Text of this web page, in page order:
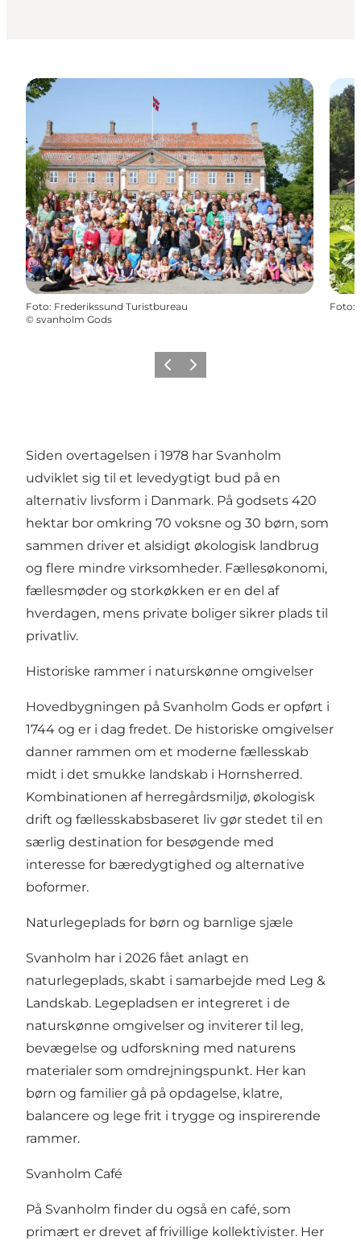
Foto: Frederikssund Turistbureau
© svanholm Gods
Foto:
Forrige billede
Næste billede
Siden overtagelsen i 1978 har Svanholm
udviklet sig til et levedygtigt bud på en
alternativ livsform i Danmark. På godsets 420
hektar bor omkring 70 voksne og 30 børn, som
sammen driver et alsidigt økologisk landbrug
og flere mindre virksomheder. Fællesøkonomi,
fællesmøder og storkøkken er en del af
hverdagen, mens private boliger sikrer plads til
privatliv.
Historiske rammer i naturskønne omgivelser
Hovedbygningen på Svanholm Gods er opført i
1744 og er i dag fredet. De historiske omgivelser
danner rammen om et moderne fællesskab
midt i det smukke landskab i Hornsherred.
Kombinationen af herregårdsmiljø, økologisk
drift og fællesskabsbaseret liv gør stedet til en
særlig destination for besøgende med
interesse for bæredygtighed og alternative
boformer.
Naturlegeplads for børn og barnlige sjæle
Svanholm har i 2026 fået anlagt en
naturlegeplads, skabt i samarbejde med Leg &
Landskab. Legepladsen er integreret i de
naturskønne omgivelser og inviterer til leg,
bevægelse og udforskning med naturens
materialer som omdrejningspunkt. Her kan
børn og familier gå på opdagelse, klatre,
balancere og lege frit i trygge og inspirerende
rammer.
Svanholm Café
På Svanholm finder du også en café, som
primært er drevet af frivillige kollektivister. Her